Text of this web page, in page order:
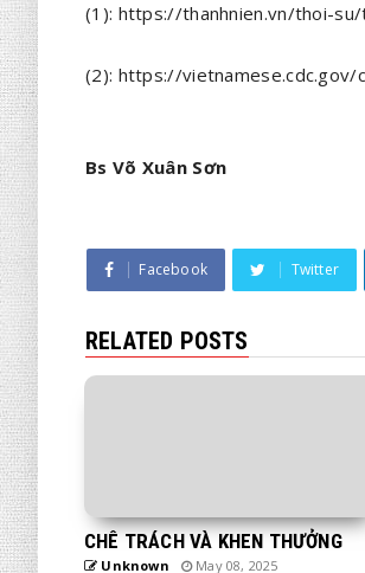
(1): https://thanhnien.vn/thoi-
(2): https://
Bs Võ Xuân Sơn
Facebook Twitter
RELATED POSTS
CHÊ TRÁCH VÀ KHEN THƯỞNG
Unknown May 08, 2025